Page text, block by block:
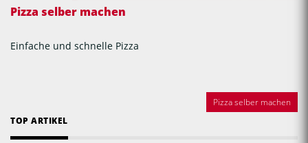
Pizza selber machen
Einfache und schnelle Pizza
Pizza selber machen
TOP ARTIKEL